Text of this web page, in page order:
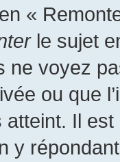
«
le sujet
ne voyez
ou que
atteint. Il
y